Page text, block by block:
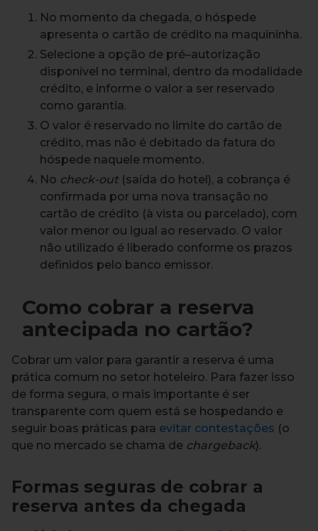
No momento da chegada, o hóspede
apresenta o cartão de crédito na maquininha.
Selecione a opção de pré–autorização
disponível no terminal, dentro da modalidade
crédito, e informe o valor a ser reservado
como garantia.
O valor é reservado no limite do cartão de
crédito, mas não é debitado da fatura do
hóspede naquele momento.
No check-out (saída do hotel), a cobrança é
confirmada por uma nova transação no
cartão de crédito (à vista ou parcelado), com
valor menor ou igual ao reservado. O valor
não utilizado é liberado conforme os prazos
definidos pelo banco emissor.
Como cobrar a reserva
antecipada no cartão?
Cobrar um valor para garantir a reserva é uma
prática comum no setor hoteleiro. Para fazer isso
de forma segura, o mais importante é ser
transparente com quem está se hospedando e
seguir boas práticas para evitar contestações (o
que no mercado se chama de chargeback).
Formas seguras de cobrar a
reserva antes da chegada